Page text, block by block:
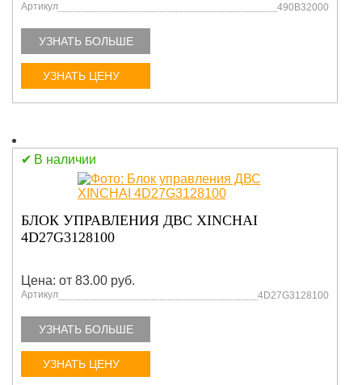
Артикул 490B32000
УЗНАТЬ БОЛЬШЕ
УЗНАТЬ ЦЕНУ
В наличии
БЛОК УПРАВЛЕНИЯ ДВС XINCHAI
4D27G3128100
Цена: от 83.00 руб.
Артикул 4D27G3128100
УЗНАТЬ БОЛЬШЕ
УЗНАТЬ ЦЕНУ